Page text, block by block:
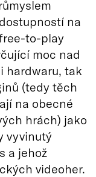
na
to-play
moc nad
hardwaru, tak
(tedy těch
na obecné
hrách) jako
vyvinutý
a jehož
videoher.